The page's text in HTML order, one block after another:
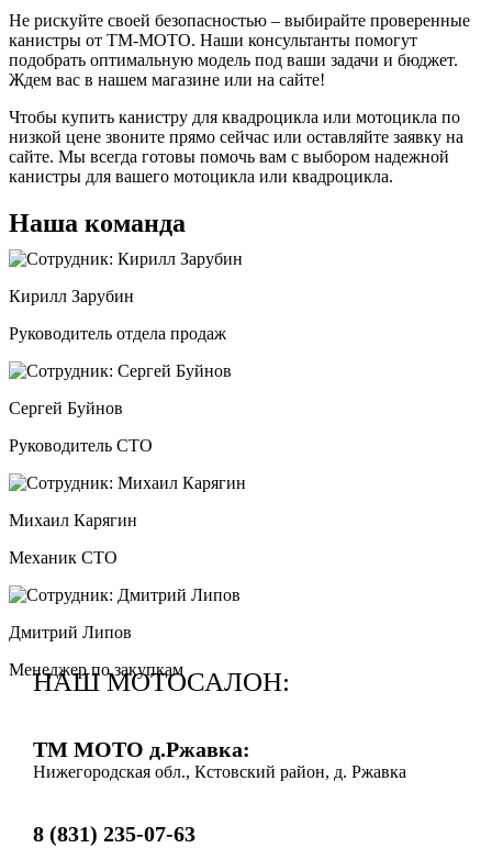
Не рискуйте своей безопасностью – выбирайте проверенные
канистры от ТМ-МОТО. Наши консультанты помогут
подобрать оптимальную модель под ваши задачи и бюджет.
Ждем вас в нашем магазине или на сайте!
Чтобы купить канистру для квадроцикла или мотоцикла по
низкой цене звоните прямо сейчас или оставляйте заявку на
сайте. Мы всегда готовы помочь вам с выбором надежной
канистры для вашего мотоцикла или квадроцикла.
Наша команда
Кирилл Зарубин
Руководитель отдела продаж
Сергей Буйнов
Руководитель СТО
Михаил Карягин
Механик СТО
Дмитрий Липов
Менеджер по закупкам
НАШ МОТОСАЛОН:
ТМ МОТО д.Ржавка:
Нижегородская обл., Кстовский район, д. Ржавка
8 (831) 235-07-63